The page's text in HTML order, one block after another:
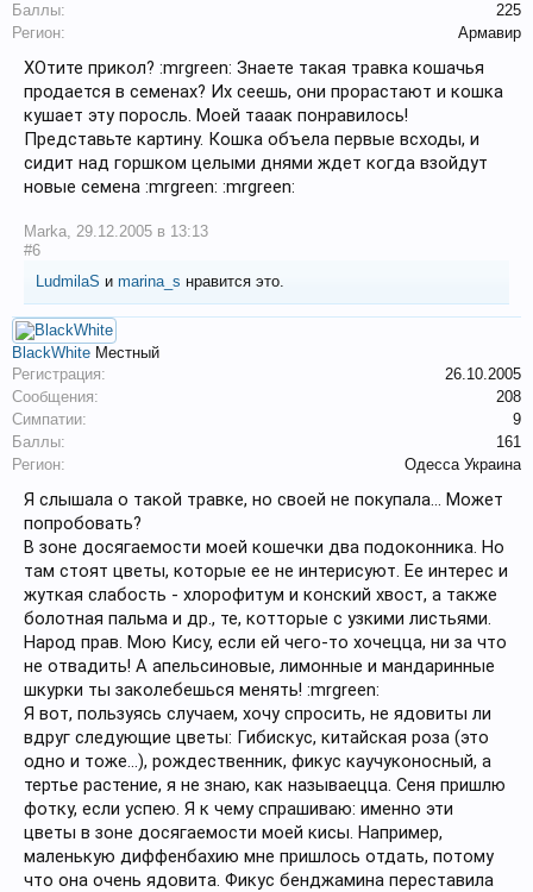
Баллы:
225
Регион:
Армавир
ХОтите прикол? :mrgreen: Знаете такая травка кошачья
продается в семенах? Их сеешь, они прорастают и кошка
кушает эту поросль. Моей тааак понравилось!
Представьте картину. Кошка объела первые всходы, и
сидит над горшком целыми днями ждет когда взойдут
новые семена :mrgreen: :mrgreen:
Marka, 29.12.2005 в 13:13
#6
LudmilaS и marina_s нравится это.
BlackWhite Местный
Регистрация:
26.10.2005
Сообщения:
208
Симпатии:
9
Баллы:
161
Регион:
Одесса Украина
Я слышала о такой травке, но своей не покупала... Может
попробовать?
В зоне досягаемости моей кошечки два подоконника. Но
там стоят цветы, которые ее не интерисуют. Ее интерес и
жуткая слабость - хлорофитум и конский хвост, а также
болотная пальма и др., те, котторые с узкими листьями.
Народ прав. Мою Кису, если ей чего-то хочецца, ни за что
не отвадить! А апельсиновые, лимонные и мандаринные
шкурки ты заколебешься менять! :mrgreen:
Я вот, пользуясь случаем, хочу спросить, не ядовиты ли
вдруг следующие цветы: Гибискус, китайская роза (это
одно и тоже...), рождественник, фикус каучуконосный, а
тертье растение, я не знаю, как называецца. Сеня пришлю
фотку, если успею. Я к чему спрашиваю: именно эти
цветы в зоне досягаемости моей кисы. Например,
маленькую диффенбахию мне пришлось отдать, потому
что она очень ядовита. Фикус бенджамина переставила